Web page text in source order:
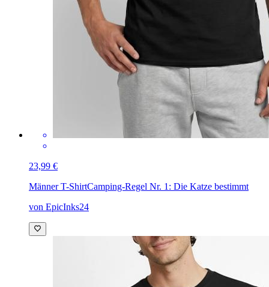
23,99 €
Männer T-ShirtCamping-Regel Nr. 1: Die Katze bestimmt
von EpicInks24